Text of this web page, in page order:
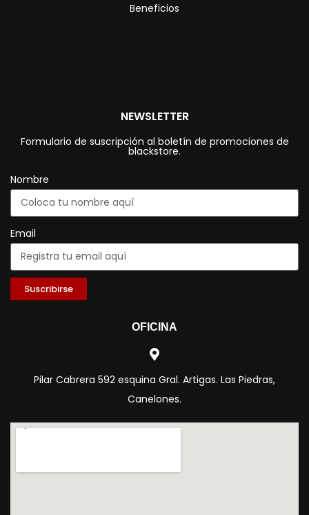
Beneficios
NEWSLETTER
Formulario de suscripción al boletín de promociones de
blackstore.
Nombre
Email
Suscribirse
OFICINA
Pilar Cabrera 592 esquina Gral. Artigas. Las Piedras,
Canelones.